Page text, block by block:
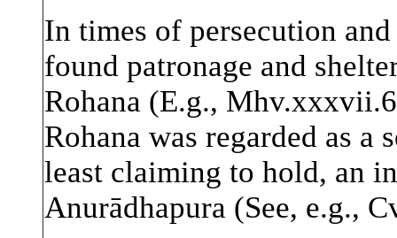
In times of persecution
found patronage and
Rohana (E.g.,
Rohana was regarded as
least claiming to hold, an
Anurādhapura (See, e.g.,